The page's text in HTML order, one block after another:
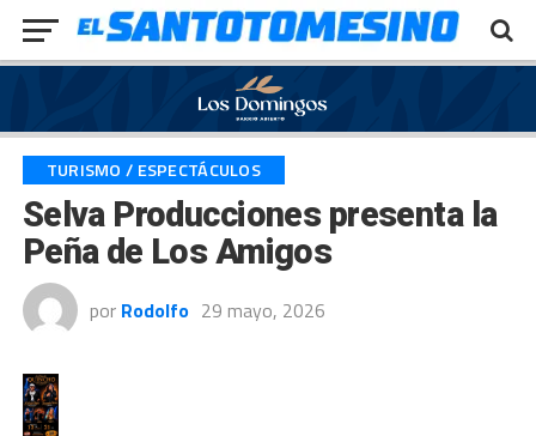
TURISMO / ESPECTÁCULOS
Selva Producciones presenta la
Peña de Los Amigos
por Rodolfo 29 mayo, 2026
Exit mobile version